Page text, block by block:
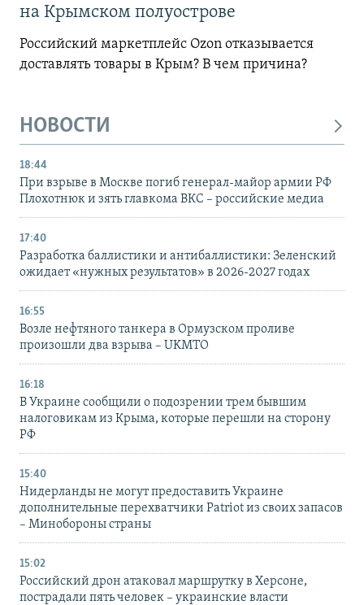
на Крымском полуострове
Российский маркетплейс Ozon отказывается
доставлять товары в Крым? В чем причина?
НОВОСТИ
18:44
При взрыве в Москве погиб генерал-майор армии РФ
Плохотнюк и зять главкома ВКС – российские медиа
17:40
Разработка баллистики и антибаллистики: Зеленский
ожидает «нужных результатов» в 2026-2027 годах
16:55
Возле нефтяного танкера в Ормузском проливе
произошли два взрыва – UKMTO
16:18
В Украине сообщили о подозрении трем бывшим
налоговикам из Крыма, которые перешли на сторону
РФ
15:40
Нидерланды не могут предоставить Украине
дополнительные перехватчики Patriot из своих запасов
– Минобороны страны
15:02
Российский дрон атаковал маршрутку в Херсоне,
пострадали пять человек – украинские власти